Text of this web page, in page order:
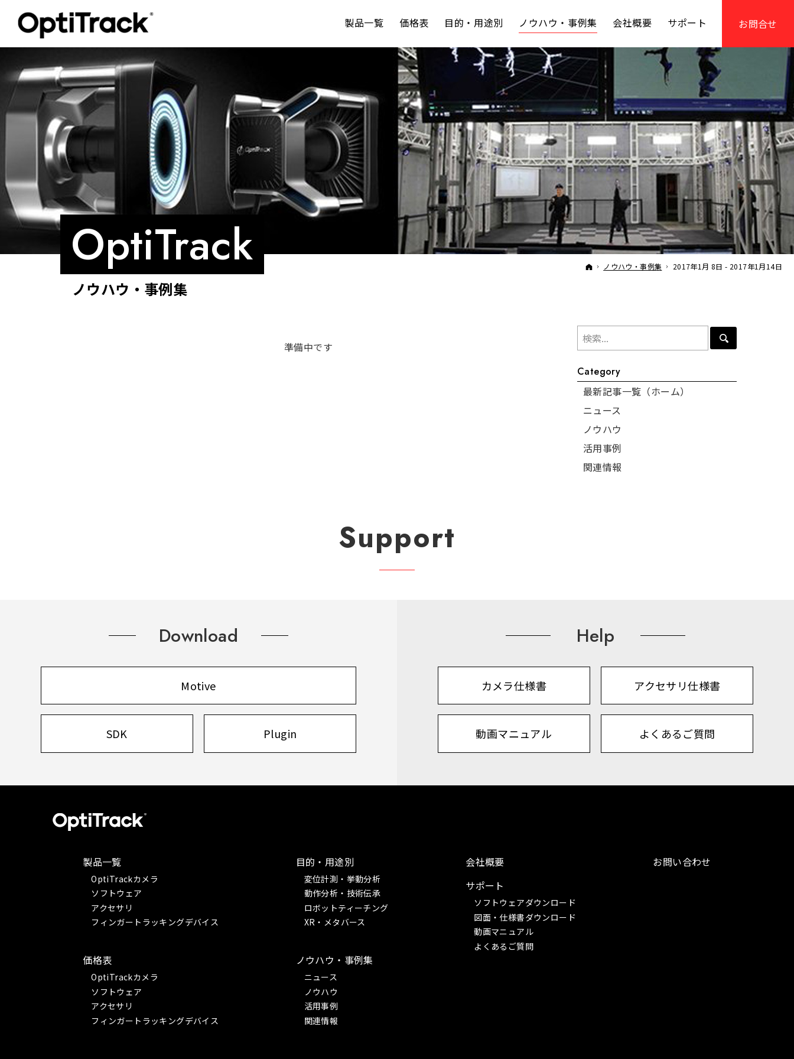
ホーム
ノウハウ・事例集 2017年1月 8日 - 2017年1月14日
準備中です
Category
最新記事一覧（ホーム）
ニュース
ノウハウ
活用事例
関連情報
Support
Download
Motive
SDK Plugin
Help
カメラ仕様書 アクセサリ仕様書
動画マニュアル よくあるご質問
製品一覧 価格表 目的・用途別 ノウハウ・事例集 会社概要 サポート お問合せ
製品一覧
OptiTrackカメラ
ソフトウェア
アクセサリ
フィンガートラッキングデバイス
価格表
OptiTrackカメラ
ソフトウェア
アクセサリ
フィンガートラッキングデバイス
目的・用途別
変位計測・挙動分析
動作分析・技術伝承
ロボットティーチング
XR・メタバース
ノウハウ・事例集
ニュース
ノウハウ
活用事例
関連情報
会社概要
サポート
ソフトウェアダウンロード
図面・仕様書ダウンロード
動画マニュアル
よくあるご質問
お問い合わせ